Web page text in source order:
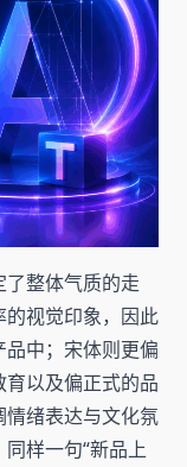
整体气质的走
视觉印象，因此
中；宋体则更偏
以及偏正式的品
绪表达与文化氛
样一句“新品上